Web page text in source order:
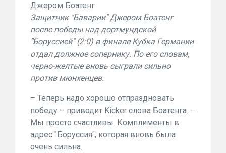
Джером Боатенг
Защитник "Баварии" Джером Боатенг
после победы над дортмундской
"Боруссией" (2:0) в финале Кубка Германии
отдал должное сопернику. По его словам,
черно-желтые вновь сыграли сильно
против мюнхенцев.
– Теперь надо хорошо отпраздновать
победу – приводит Kiсker слова Боатенга. –
Мы просто счастливы. Комплименты в
адрес "Боруссия", которая вновь была
очень сильна.